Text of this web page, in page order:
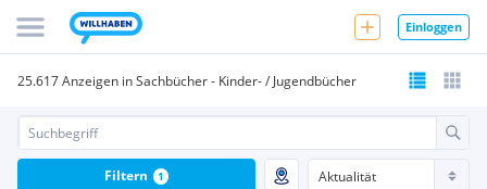
Einloggen
25.617 Anzeigen in Sachbücher - Kinder- / Jugendbücher
Filtern 1